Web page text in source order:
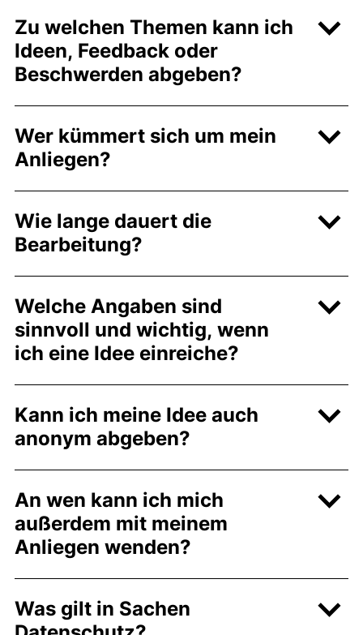
Zu welchen Themen kann ich
Ideen, Feedback oder
Beschwerden abgeben?
Wer kümmert sich um mein
Anliegen?
Wie lange dauert die
Bearbeitung?
Welche Angaben sind
sinnvoll und wichtig, wenn
ich eine Idee einreiche?
Kann ich meine Idee auch
anonym abgeben?
An wen kann ich mich
außerdem mit meinem
Anliegen wenden?
Was gilt in Sachen